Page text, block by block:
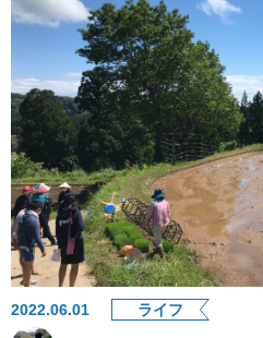
2022.06.01 ライフ